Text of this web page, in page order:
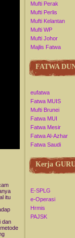
itu
dan
Mufti Perak
Mufti Perlis
Mufti Kelantan
Mufti WP
Mufti Johor
Majlis Fatwa
FATWA
eufatwa
Fatwa MUIS
Mufti Brunei
Fatwa MUI
Fatwa Mesir
Fatwa Al-Azhar
Fatwa Saudi
Kerja
E-SPLG
e-Operasi
Hrmis
PAJSK